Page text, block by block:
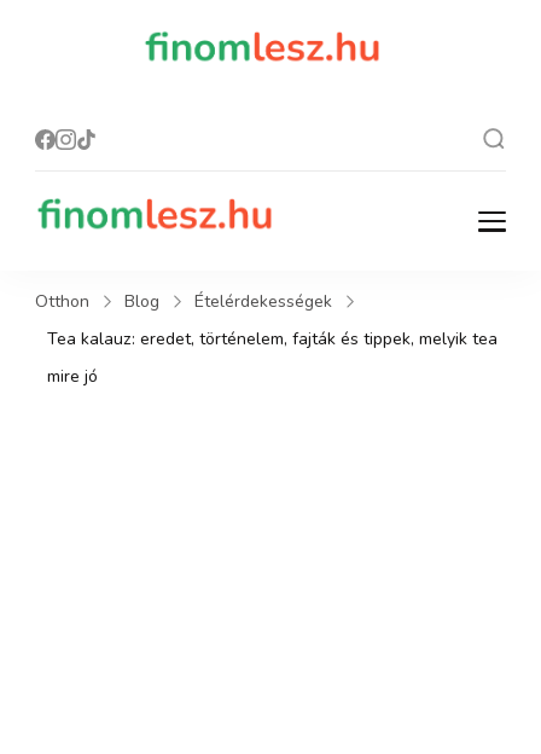
finomlesz.hu
Recept, ami finom lesz.
Otthon Blog
Ételérdekességek
Tea kalauz: eredet, történelem, fajták és tippek, melyik tea
mire jó